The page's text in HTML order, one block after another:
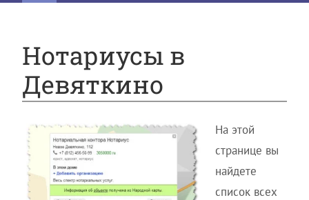
Нотариусы в
Девяткино
На этой
странице вы
найдете
список всех